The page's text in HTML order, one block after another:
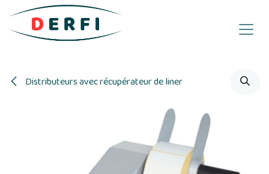
Se rendre au contenu
Distributeurs avec récupérateur de liner